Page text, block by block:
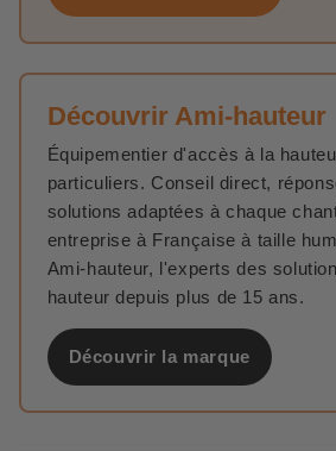
Découvrir Ami-hauteur
Équipementier d'accès à la
particuliers. Conseil direct,
solutions adaptées à chaque
entreprise à Française à taille
Ami-hauteur, l'experts des
hauteur depuis plus de 15 ans.
Découvrir la marque